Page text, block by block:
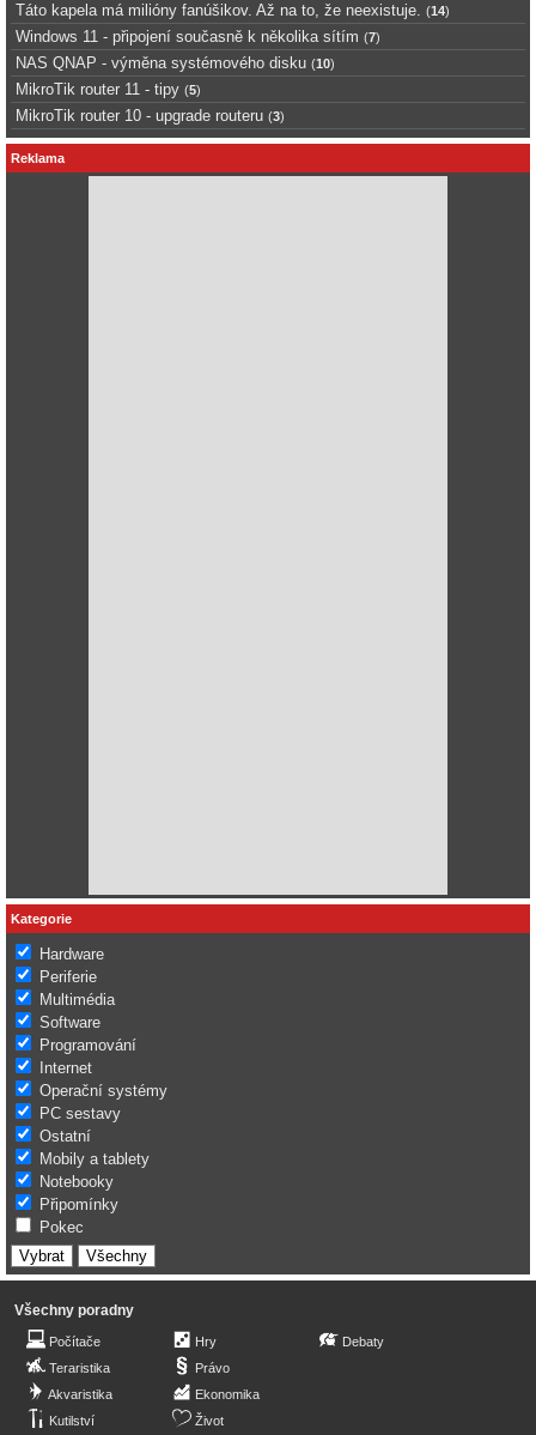
Táto kapela má milióny fanúšikov. Až na to, že neexistuje. (14)
Windows 11 - připojení současně k několika sítím (7)
NAS QNAP - výměna systémového disku (10)
MikroTik router 11 - tipy (5)
MikroTik router 10 - upgrade routeru (3)
Reklama
Kategorie
Hardware
Periferie
Multimédia
Software
Programování
Internet
Operační systémy
PC sestavy
Ostatní
Mobily a tablety
Notebooky
Připomínky
Pokec
Všechny poradny
Počítače
Teraristika
Akvaristika
Kutilství
Hry
Právo
Ekonomika
Život
Debaty